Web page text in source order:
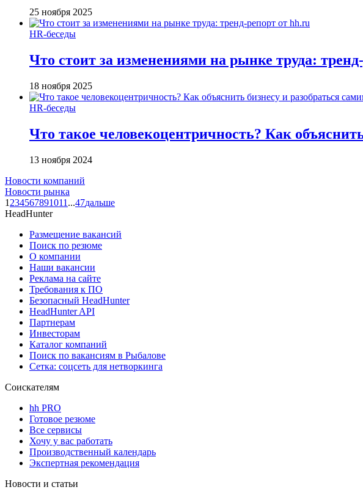
25 ноября 2025
HR-беседы
Что стоит за изменениями на рынке труда:
18 ноября 2025
HR-беседы
Что такое человеко­центричность? Как
13 ноября 2024
Новости компаний
Новости рынка
1 234567891011 ...47дальше
HeadHunter
Размещение вакансий
Поиск по резюме
О компании
Наши вакансии
Реклама на сайте
Требования к ПО
Безопасный HeadHunter
HeadHunter API
Партнерам
Инвесторам
Каталог компаний
Поиск по вакансиям в Рыбалове
Сетка: соцсеть для нетворкинга
Соискателям
hh PRO
Готовое резюме
Все сервисы
Хочу у вас работать
Производственный календарь
Экспертная рекомендация
Новости и статьи